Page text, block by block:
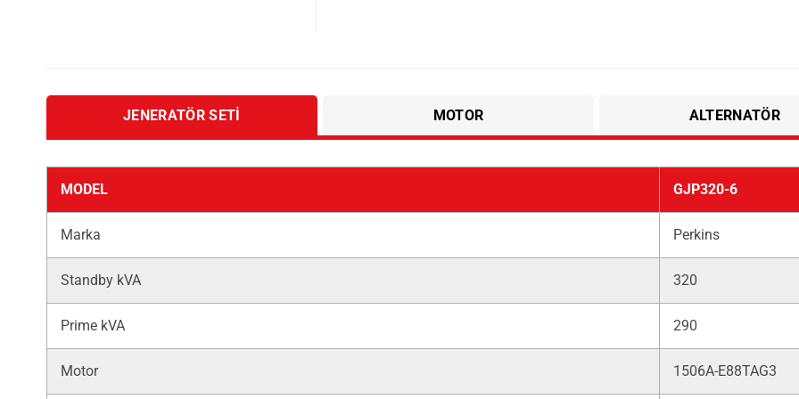
JENERATÖR SETI MOTOR ALTERNATÖR
MODEL GJP320-6
Marka Perkins
Standby kVA 320
Prime kVA 290
Motor 1506A-E88TAG3